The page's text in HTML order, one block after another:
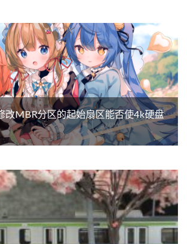
改MBR分区的起始扇区能否使4k硬盘